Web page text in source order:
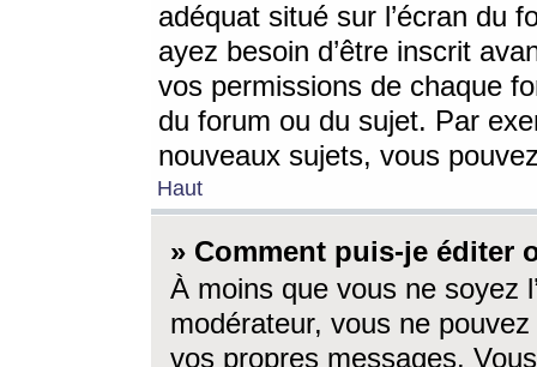
adéquat situé sur l’écran du
ayez besoin d’être inscrit
vos permissions de chaque
du forum ou du sujet. Par
nouveaux sujets, vous
Haut
» Comment puis-je éditer
À moins que vous ne soyez
modérateur, vous ne
vos propres messages.